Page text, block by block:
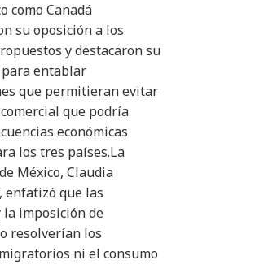
como Canadá
su oposición a los
y destacaron su
entablar
que permitieran evitar
que podría
económicas
los tres países.La
México, Claudia
enfatizó que las
la imposición de
resolverían los
ni el consumo